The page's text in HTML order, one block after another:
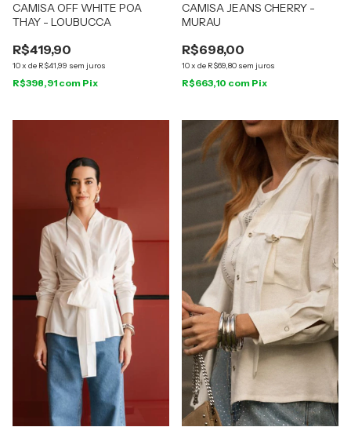
CAMISA OFF WHITE POA
THAY - LOUBUCCA
R$419,90
10x de R$41,99 sem juros
R$398,91 com Pix
CAMISA JEANS CHERRY -
MURAU
R$698,00
10x de R$69,80 sem juros
R$663,10 com Pix